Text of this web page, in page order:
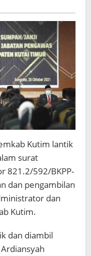
Kutim lantik
surat
821.2/592/BKPP-
dan pengambilan
dan
Kutim.
dan diambil